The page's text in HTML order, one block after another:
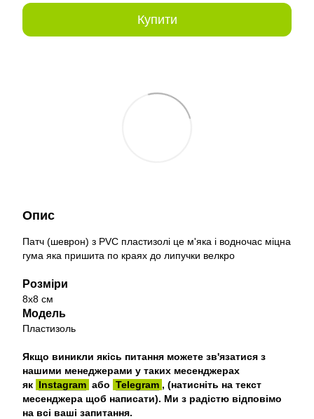
Купити
Опис
Патч (шеврон) з PVC пластизолі це м'яка і водночас міцна
гума яка пришита по краях до липучки велкро
Розміри
8х8 см
Модель
Пластизоль
Якщо виникли якісь питання можете зв'язатися з
нашими менеджерами у таких месенджерах
як Instagram або Telegram , (натисніть на текст
месенджера щоб написати). Ми з радістю відповімо
на всі ваші запитання.